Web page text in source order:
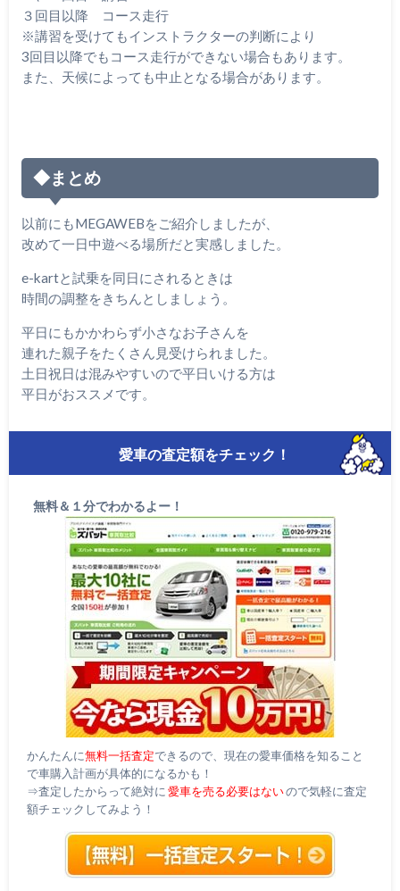
３回目以降 コース走行
※講習を受けてもインストラクターの判断により
3回目以降でもコース走行ができない場合もあります。
また、天候によっても中止となる場合があります。
◆まとめ
以前にもMEGAWEBをご紹介しましたが、
改めて一日中遊べる場所だと実感しました。
e-kartと試乗を同日にされるときは
時間の調整をきちんとしましょう。
平日にもかかわらず小さなお子さんを
連れた親子をたくさん見受けられました。
土日祝日は混みやすいので平日いける方は
平日がおススメです。
愛車の査定額をチェック！
無料＆１分でわかるよー！
かんたんに無料一括査定できるので、現在の愛車価格を知ること
で車購入計画が具体的になるかも！
⇒査定したからって絶対に 愛車を売る必要はないので気軽に査定
額チェックしてみよう！